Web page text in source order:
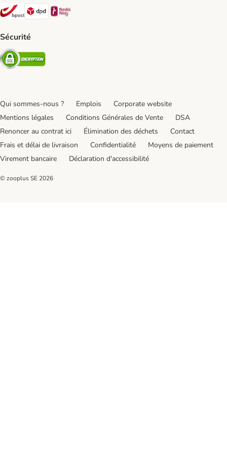
Bpost Shipping Method
DPD Shipping Method
Sécurité
Security
Qui sommes-nous ? Emplois
Corporate website
Mentions légales
Conditions Générales de Vente
DSA
Renoncer au contrat ici
Élimination des déchets
Contact
Frais et délai de livraison
Confidentialité
Moyens de paiement
Virement bancaire
Déclaration d'accessibilité
© zooplus SE 2026